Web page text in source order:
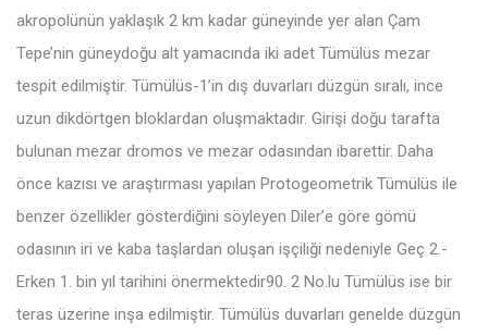
akropolünün yaklaşık 2 km kadar güneyinde yer alan Çam
Tepe’nin güneydoğu alt yamacında iki adet Tümülüs mezar
tespit edilmiştir. Tümülüs-1’in dış duvarları düzgün sıralı, ince
uzun dikdörtgen bloklardan oluşmaktadır. Girişi doğu tarafta
bulunan mezar dromos ve mezar odasından ibarettir. Daha
önce kazısı ve araştırması yapılan Protogeometrik Tümülüs ile
benzer özellikler gösterdiğini söyleyen Diler’e göre gömü
odasının iri ve kaba taşlardan oluşan işçiliği nedeniyle Geç 2.-
Erken 1. bin yıl tarihini önermektedir90. 2 No.lu Tümülüs ise bir
teras üzerine inşa edilmiştir. Tümülüs duvarları genelde düzgün